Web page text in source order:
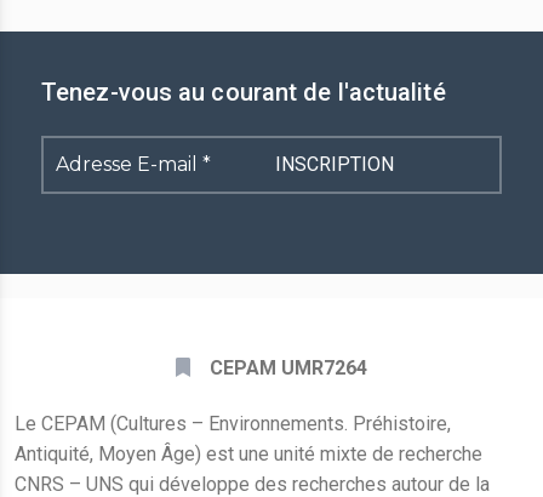
Tenez-vous au courant de l'actualité
Adresse
E-
CEPAM UMR7264
Le CEPAM (Cultures – Environnements. Préhistoire,
Antiquité, Moyen Âge) est une unité mixte de recherche
CNRS – UNS qui développe des recherches autour de la